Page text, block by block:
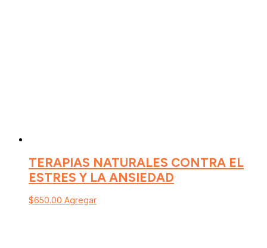
TERAPIAS NATURALES CONTRA EL
ESTRES Y LA ANSIEDAD
$650.00 Agregar